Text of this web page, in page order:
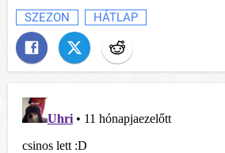
SZEZON HÁTLAP